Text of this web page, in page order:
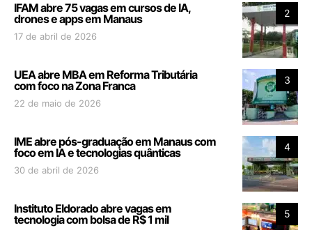
2
IFAM abre 75 vagas em cursos de IA,
drones e apps em Manaus
17 de abril de 2026
3
UEA abre MBA em Reforma Tributária
com foco na Zona Franca
22 de maio de 2026
4
IME abre pós-graduação em Manaus com
foco em IA e tecnologias quânticas
30 de abril de 2026
5
Instituto Eldorado abre vagas em
tecnologia com bolsa de R$ 1 mil